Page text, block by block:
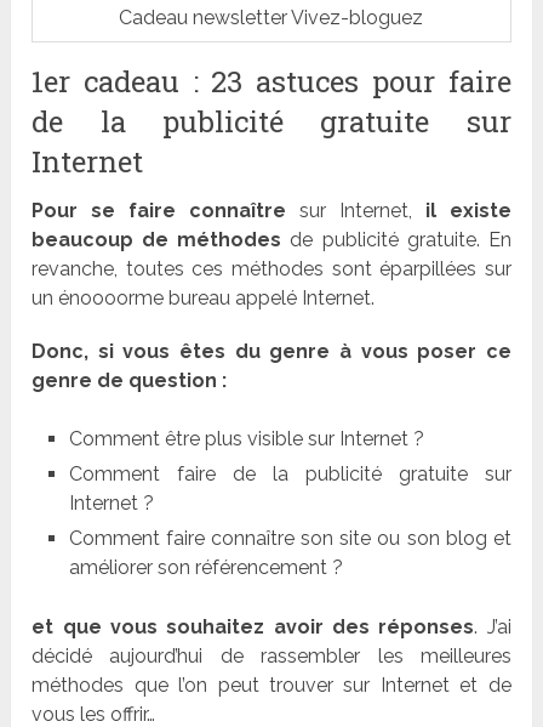
Cadeau newsletter Vivez-bloguez
1er cadeau : 23 astuces pour faire
de la publicité gratuite sur
Internet
Pour se faire connaître sur Internet, il existe
beaucoup de méthodes de publicité gratuite. En
revanche, toutes ces méthodes sont éparpillées sur
un énoooorme bureau appelé Internet.
Donc, si vous êtes du genre à vous poser ce
genre de question :
Comment être plus visible sur Internet ?
Comment faire de la publicité gratuite sur
Internet ?
Comment faire connaître son site ou son blog et
améliorer son référencement ?
et que vous souhaitez avoir des réponses. J’ai
décidé aujourd’hui de rassembler les meilleures
méthodes que l’on peut trouver sur Internet et de
vous les offrir…